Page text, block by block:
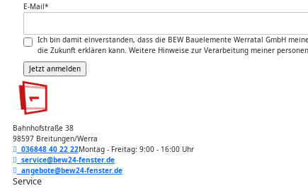
E-Mail*
Ich bin damit einverstanden, dass die BEW Bauelemente Werratal GmbH
die Zukunft erklären kann. Weitere Hinweise zur Verarbeitung meiner
Bahnhofstraße 38
98597 Breitungen/Werra
036848 40 22 22Montag - Freitag: 9:00 - 16:00 Uhr
service@bew24-fenster.de
angebote@bew24-fenster.de
Service